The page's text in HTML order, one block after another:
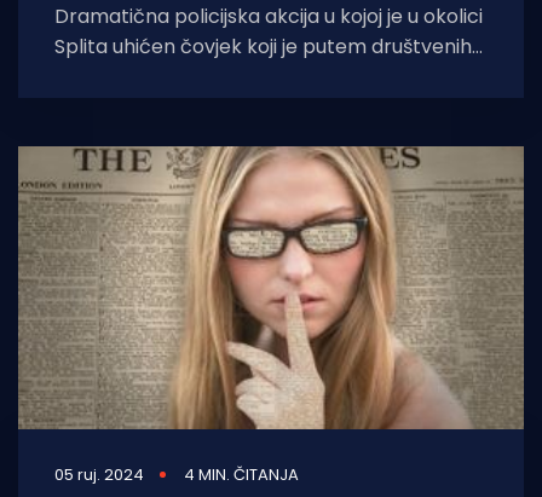
Dramatična policijska akcija u kojoj je u okolici
Splita uhićen čovjek koji je putem društvenih
05 ruj. 2024 4 MIN. ČITANJA